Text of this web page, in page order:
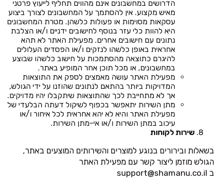
הדרושים במחשבונים אינם מהווים תחליף לייעוץ פרטני
מאיש מקצוע. אין להסתמך על המחשבונים לצורך ביצוע
עסקאות מסוימות או פעולות כלשהן. מטרת המחשבונים
היא להוות כלי עזר בנוסף לחישובים ידניים ו/או הצלבת
נתונים עם חישובים אחרים. מפעילת האתר לא תהא
אחראית באופן כלשהו לנזקים ו/או הפסדים העלולים
להיגרם כתוצאה מהסתמכות על חישוב כלשהו שבוצע
במחשבונים, או מכל תוכן אחר המופיע באתר.
מפעילת האתר עושה מאמצים לספק את התוצאות
המדויקות ביותר בהתאם לנתונים שהוזנו על ידי הגולש,
אך לא מתחייבת לכך שהתוצאות שיתקבלו יהיו מדויקים.
מתן השירות יתאפשר בכפוף לשיקול דעתה הבלעדי של
מפעילת האתר והיא לא יהא אחראית לכל איחור ו/או
עיכוב במתן השירות ו/או אי-מתן השירות.
שירות לקוחות
בשאלות ובירורים בנוגע למוצרים והשירותים המוצעים באתר,
הגולש מוזמן ליצור קשר עם מפעילת האתר
ב support@shamanu.co.il